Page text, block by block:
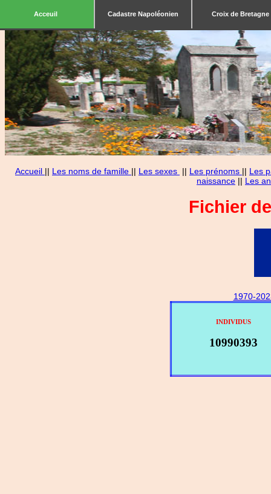
Acceuil Cadastre Napoléonien Croix de Bretagne
Accueil || Les noms de famille || Les sexes || Les prénoms || Les
naissance || Les
Fichier
1970-
INDIVIDUS
10990393